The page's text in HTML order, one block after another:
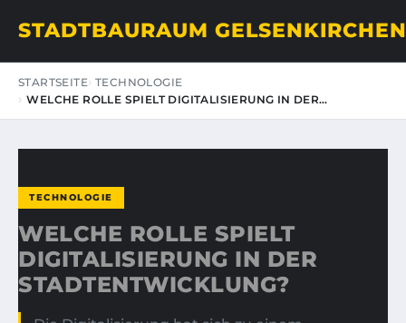
STADTBAURAUM GELSENKIRCHEN
STARTSEITE TECHNOLOGIE
WELCHE ROLLE SPIELT DIGITALISIERUNG IN DER…
TECHNOLOGIE
WELCHE ROLLE SPIELT
DIGITALISIERUNG IN DER
STADTENTWICKLUNG?